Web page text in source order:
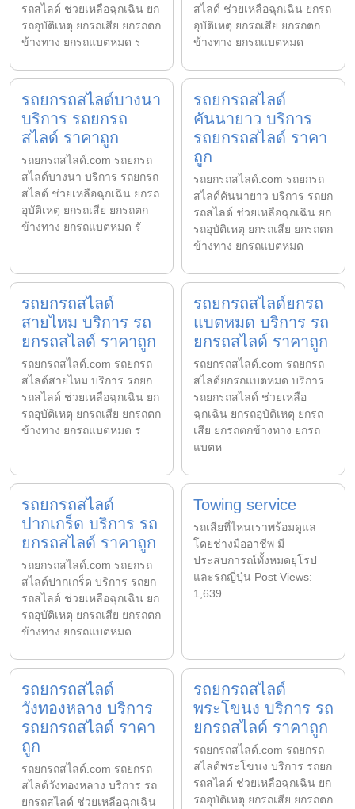
รถสไลด์ ช่วยเหลือฉุกเฉิน ยก
รถอุบัติเหตุ ยกรถเสีย ยกรถตก
ข้างทาง ยกรถแบตหมด ร
สไลด์ ช่วยเหลือฉุกเฉิน ยกรถ
อุบัติเหตุ ยกรถเสีย ยกรถตก
ข้างทาง ยกรถแบตหมด
รถยกรถสไลด์บางนา
บริการ รถยกรถ
สไลด์ ราคาถูก
รถยกรถสไลด์.com รถยกรถ
สไลด์บางนา บริการ รถยกรถ
สไลด์ ช่วยเหลือฉุกเฉิน ยกรถ
อุบัติเหตุ ยกรถเสีย ยกรถตก
ข้างทาง ยกรถแบตหมด รั
รถยกรถสไลด์
คันนายาว บริการ
รถยกรถสไลด์ ราคา
ถูก
รถยกรถสไลด์.com รถยกรถ
สไลด์คันนายาว บริการ รถยก
รถสไลด์ ช่วยเหลือฉุกเฉิน ยก
รถอุบัติเหตุ ยกรถเสีย ยกรถตก
ข้างทาง ยกรถแบตหมด
รถยกรถสไลด์
สายไหม บริการ รถ
ยกรถสไลด์ ราคาถูก
รถยกรถสไลด์.com รถยกรถ
สไลด์สายไหม บริการ รถยก
รถสไลด์ ช่วยเหลือฉุกเฉิน ยก
รถอุบัติเหตุ ยกรถเสีย ยกรถตก
ข้างทาง ยกรถแบตหมด ร
รถยกรถสไลด์ยกรถ
แบตหมด บริการ รถ
ยกรถสไลด์ ราคาถูก
รถยกรถสไลด์.com รถยกรถ
สไลด์ยกรถแบตหมด บริการ
รถยกรถสไลด์ ช่วยเหลือ
ฉุกเฉิน ยกรถอุบัติเหตุ ยกรถ
เสีย ยกรถตกข้างทาง ยกรถ
แบตห
รถยกรถสไลด์
ปากเกร็ด บริการ รถ
ยกรถสไลด์ ราคาถูก
รถยกรถสไลด์.com รถยกรถ
สไลด์ปากเกร็ด บริการ รถยก
รถสไลด์ ช่วยเหลือฉุกเฉิน ยก
รถอุบัติเหตุ ยกรถเสีย ยกรถตก
ข้างทาง ยกรถแบตหมด
Towing service
รถเสียที่ไหนเราพร้อมดูแล
โดยช่างมืออาชีพ มี
ประสบการณ์ทั้งหมดยุโรป
และรถญี่ปุ่น Post Views:
1,639
รถยกรถสไลด์
วังทองหลาง บริการ
รถยกรถสไลด์ ราคา
ถูก
รถยกรถสไลด์.com รถยกรถ
สไลด์วังทองหลาง บริการ รถ
ยกรถสไลด์ ช่วยเหลือฉุกเฉิน
รถยกรถสไลด์
พระโขนง บริการ รถ
ยกรถสไลด์ ราคาถูก
รถยกรถสไลด์.com รถยกรถ
สไลด์พระโขนง บริการ รถยก
รถสไลด์ ช่วยเหลือฉุกเฉิน ยก
รถอุบัติเหตุ ยกรถเสีย ยกรถตก